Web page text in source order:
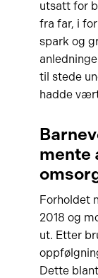
utsatt for
fra far, i
spark og
til stede
hadde
mente
Forholdet
2018 og
ut. Etter
Dette